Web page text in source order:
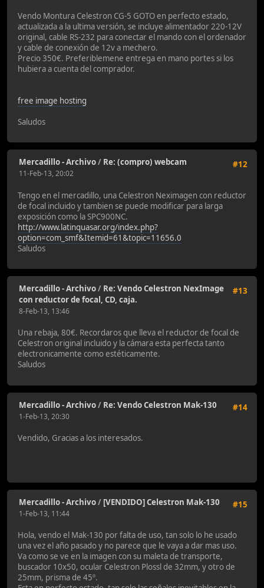
Vendo Montura Celestron CG-5 GOTO en perfecto estado,
actualizada a la ultima versión, se incluye alimentador 220-12V
original, cable RS-232 para conectar el mando con el ordenador
y cable de conexión de 12v a mechero.
Precio 350€. Preferiblemene entrega en mano portes si los
hubiera a cuenta del comprador.
free image hosting
Saludos
#12
Mercadillo - Archivo/ Re: (compro) webcam
11-Feb-13, 20:02
Tengo en el mercadillo, una Celestron Neximagen con reductor
de focal incluido y tambien se puede modificar para larga
exposición como la SPC900NC.
http://www.latinquasar.org/index.php?
option=com_smf&Itemid=61&topic=11656.0
Saludos
#13
Mercadillo - Archivo/ Re: Vendo Celestron NexImage
con reductor de focal, CD, caja.
8-Feb-13, 13:46
Una rebaja, 80€. Recordaros que lleva el reductor de focal de
Celestron original incluido y la cámara esta perfecta tanto
electronicamente como estéticamente.
Saludos
#14
Mercadillo - Archivo/ Re: Vendo Celestron Mak-130
1-Feb-13, 20:30
Vendido, Gracias a los interesados.
#15
Mercadillo - Archivo/ [VENDIDO] Celestron Mak-130
1-Feb-13, 11:44
Hola, vendo el Mak-130 por falta de uso, tan solo lo he usado
una vez el año pasado y no parece que le vaya a dar mas uso.
Va como se ve en la imagen con su maleta de transporte,
buscador 10x50, ocular Celestron Plossl de 32mm, y otro de
25mm, prisma de 45º.